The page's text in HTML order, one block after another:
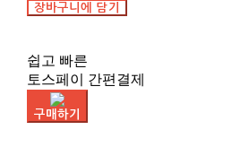
장바구니에 담기
쉽고 빠른
토스페이 간편결제
구매하기